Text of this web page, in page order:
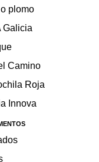
plomo
Galicia
Camino
Roja
Innova